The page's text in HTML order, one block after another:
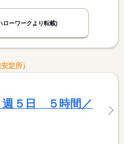
ローワークより転載)
定所）
５日 ５時間／